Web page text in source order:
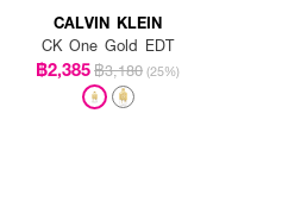
CALVIN KLEIN
CK One Gold EDT
฿2,385฿3,180 (25%)